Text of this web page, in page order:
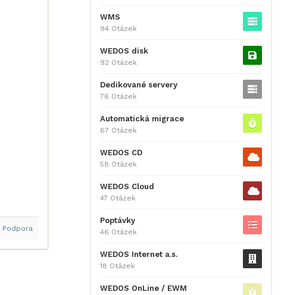
Podpora
WMS
94 Otázek
WEDOS disk
92 Otázek
Dedikované servery
76 Otázek
Automatická migrace
67 Otázek
WEDOS CD
58 Otázek
WEDOS Cloud
47 Otázek
Poptávky
46 Otázek
WEDOS Internet a.s.
18 Otázek
WEDOS OnLine / EWM